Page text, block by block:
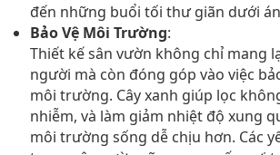
đến những buổi tối thư giãn dưới
Bảo Vệ Môi Trường:
Thiết kế sân vườn không chỉ mang
người mà còn đóng góp vào việc
môi trường. Cây xanh giúp lọc
nhiễm, và làm giảm nhiệt độ xung
môi trường sống dễ chịu hơn. Các